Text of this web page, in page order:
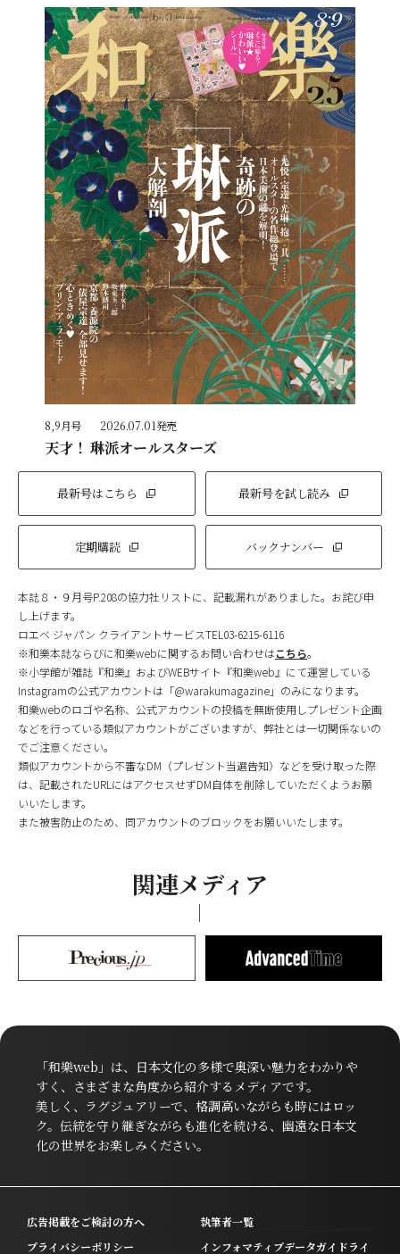
8,9月号 2026.07.01発売
天才！ 琳派オールスターズ
最新号はこちら 最新号を試し読み
定期購読 バックナンバー
本誌８・９月号P.208の協力社リストに、記載漏れがありました。お詫び申
し上げます。
ロエベ ジャパン クライアントサービスTEL03-6215-6116
※和樂本誌ならびに和樂webに関するお問い合わせはこちら。
※小学館が雑誌『和樂』およびWEBサイト『和樂web』にて運営している
Instagramの公式アカウントは「@warakumagazine」のみになります。
和樂webのロゴや名称、公式アカウントの投稿を無断使用しプレゼント企画
などを行っている類似アカウントがございますが、弊社とは一切関係ないの
でご注意ください。
類似アカウントから不審なDM（プレゼント当選告知）などを受け取った際
は、記載されたURLにはアクセスせずDM自体を削除していただくようお願
いいたします。
また被害防止のため、同アカウントのブロックをお願いいたします。
関連メディア
「和樂web」は、日本文化の多様で奥深い魅力をわかりや
すく、さまざまな角度から紹介するメディアです。
美しく、ラグジュアリーで、格調高いながらも時にはロッ
ク。伝統を守り継ぎながらも進化を続ける、幽遠な日本文
化の世界をお楽しみください。
広告掲載をご検討の方へ
執筆者一覧
プライバシーポリシー
インフォマティブデータガイドライ